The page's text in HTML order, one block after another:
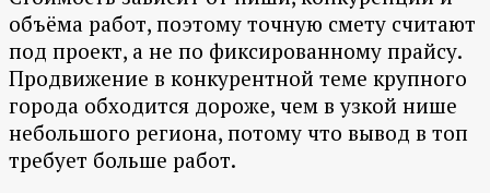
объёма работ, поэтому точную смету считают
под проект, а не по фиксированному прайсу.
Продвижение в конкурентной теме крупного
города обходится дороже, чем в узкой нише
небольшого региона, потому что вывод в топ
требует больше работ.